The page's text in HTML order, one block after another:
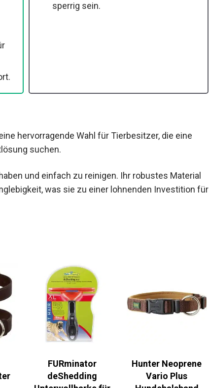
sperrig sein.
hervorragende Wahl für Tierbesitzer, die eine
suchen.
und einfach zu reinigen. Ihr robustes Material
was sie zu einer lohnenden Investition für
FURminator
deShedding
Hunter Neoprene
Vario Plus